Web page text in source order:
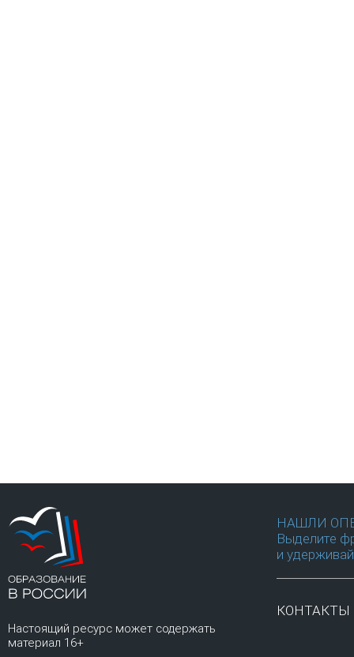
Настоящий ресурс может содержать
материал 16+
НАШЛИ
Выделите
и
КОНТАКТЫ